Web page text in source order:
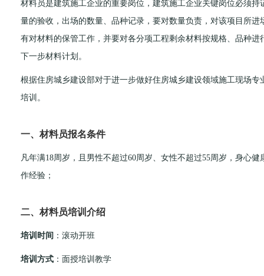
材料员是建筑施工企业的重要岗位，建筑施工企业关键岗位必须
量的验收，出场的数量、品种记录，要对数量负责，对该项目所
有对材料的保管工作，并要对各分项工程剩余材料按规格、品种
下一步材料计划。
根据住房城乡建设部对于进一步做好住房城乡建设领域施工现场
培训。
一、材料员报名条件
凡年满18周岁，且男性不超过60周岁、女性不超过55周岁，身心
作经验；
二、材料员培训介绍
培训时间 ：滚动开班
培训方式 ：面授培训教学